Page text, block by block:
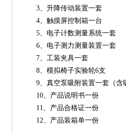
3、升降传动装置一套
4、触摸屏控制箱一台
5、电子计数测量系统一套
6、电子测力测量装置一套
7、工装夹具一套
8、模拟椅子实验轮6支
9、真空泵吸附装置一套（含
10、产品说明书一份
11、产品合格证一份
12、产品装箱单一份